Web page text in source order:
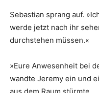
Sebastian sprang auf.
werde jetzt nach ihr
durchstehen müssen.«
»Eure Anwesenheit bei
wandte Jeremy ein und